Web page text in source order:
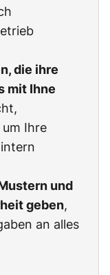
die ihre
mit Ihne
Ihre
und
geben,
an alles